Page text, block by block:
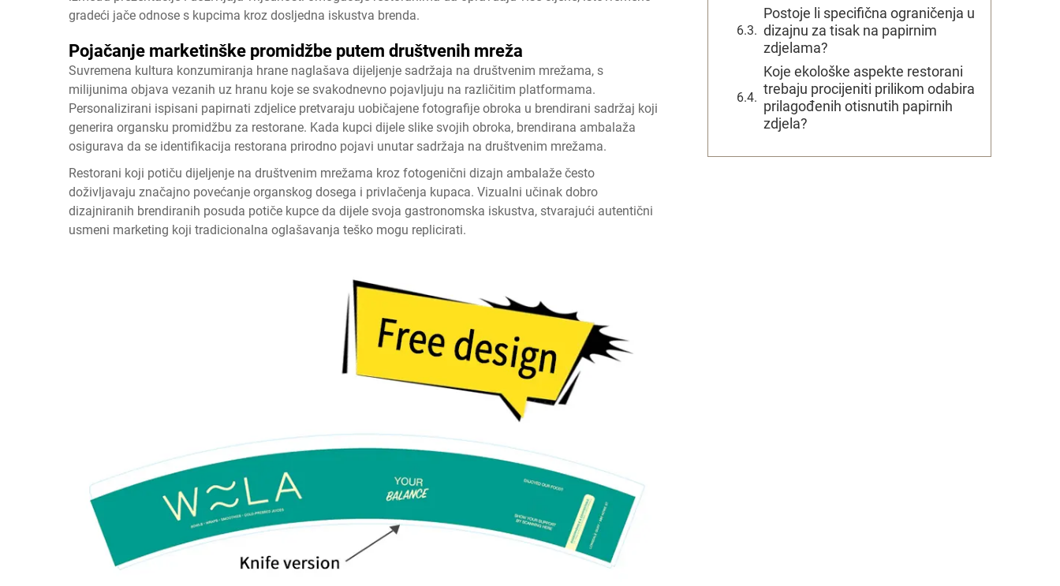
gradeći jače odnose s kupcima kroz dosljedna iskustva brenda.
Pojačanje marketinške promidžbe putem društvenih mreža
Suvremena kultura konzumiranja hrane naglašava dijeljenje sadržaja na društvenim mrežama, s
milijunima objava vezanih uz hranu koje se svakodnevno pojavljuju na različitim platformama.
Personalizirani ispisani papirnati zdjelice pretvaraju uobičajene fotografije obroka u brendirani sadržaj koji
generira organsku promidžbu za restorane. Kada kupci dijele slike svojih obroka, brendirana ambalaža
osigurava da se identifikacija restorana prirodno pojavi unutar sadržaja na društvenim mrežama.
Restorani koji potiču dijeljenje na društvenim mrežama kroz fotogenični dizajn ambalaže često
doživljavaju značajno povećanje organskog dosega i privlačenja kupaca. Vizualni učinak dobro
dizajniranih brendiranih posuda potiče kupce da dijele svoja gastronomska iskustva, stvarajući autentični
usmeni marketing koji tradicionalna oglašavanja teško mogu replicirati.
Postoje li specifična ograničenja u
dizajnu za tisak na papirnim
zdjelama?
Koje ekološke aspekte restorani
trebaju procijeniti prilikom odabira
prilagođenih otisnutih papirnih
zdjela?